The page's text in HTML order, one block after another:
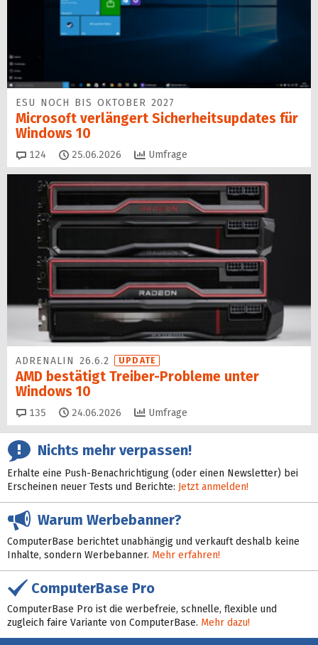
ESU NOCH BIS OKTOBER 2027
Microsoft verlängert Sicherheitsupdates für
Windows 10
124 Kommentare
25.06.2026 Umfrage
ADRENALIN 26.6.2 UPDATE
AMD bestätigt Treiber-Probleme unter
Windows 10
135 Kommentare
24.06.2026 Umfrage
Nichts mehr verpassen!
Erhalte eine Push-Benachrichtigung (oder einen Newsletter) bei
Erscheinen neuer Tests und Berichte: Jetzt anmelden!
Warum Werbebanner?
ComputerBase berichtet unabhängig und verkauft deshalb keine
Inhalte, sondern Werbebanner. Mehr erfahren!
ComputerBase Pro
ComputerBase Pro ist die werbefreie, schnelle, flexible und
zugleich faire Variante von ComputerBase. Mehr dazu!